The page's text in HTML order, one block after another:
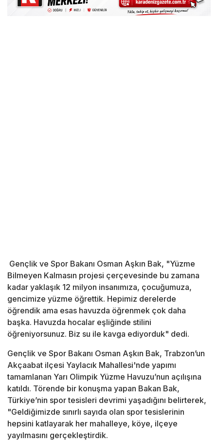
Gençlik ve Spor Bakanı Osman Aşkın Bak, "Yüzme
Bilmeyen Kalmasın projesi çerçevesinde bu zamana
kadar yaklaşık 12 milyon insanımıza, çocuğumuza,
gencimize yüzme öğrettik. Hepimiz derelerde
öğrendik ama esas havuzda öğrenmek çok daha
başka. Havuzda hocalar eşliğinde stilini
öğreniyorsunuz. Biz su ile kavga ediyorduk" dedi.
Gençlik ve Spor Bakanı Osman Aşkın Bak, Trabzon’un
Akçaabat ilçesi Yaylacık Mahallesi'nde yapımı
tamamlanan Yarı Olimpik Yüzme Havuzu’nun açılışına
katıldı. Törende bir konuşma yapan Bakan Bak,
Türkiye’nin spor tesisleri devrimi yaşadığını belirterek,
"Geldiğimizde sınırlı sayıda olan spor tesislerinin
hepsini katlayarak her mahalleye, köye, ilçeye
yayılmasını gerçekleştirdik.